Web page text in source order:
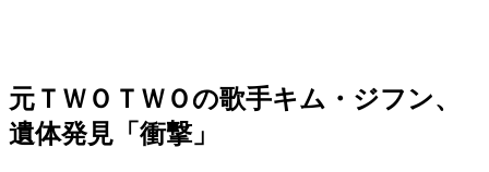
元ＴＷＯＴＷＯの歌手キム・ジフン、
遺体発見「衝撃」